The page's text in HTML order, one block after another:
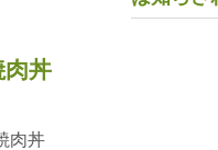
丼
肉丼